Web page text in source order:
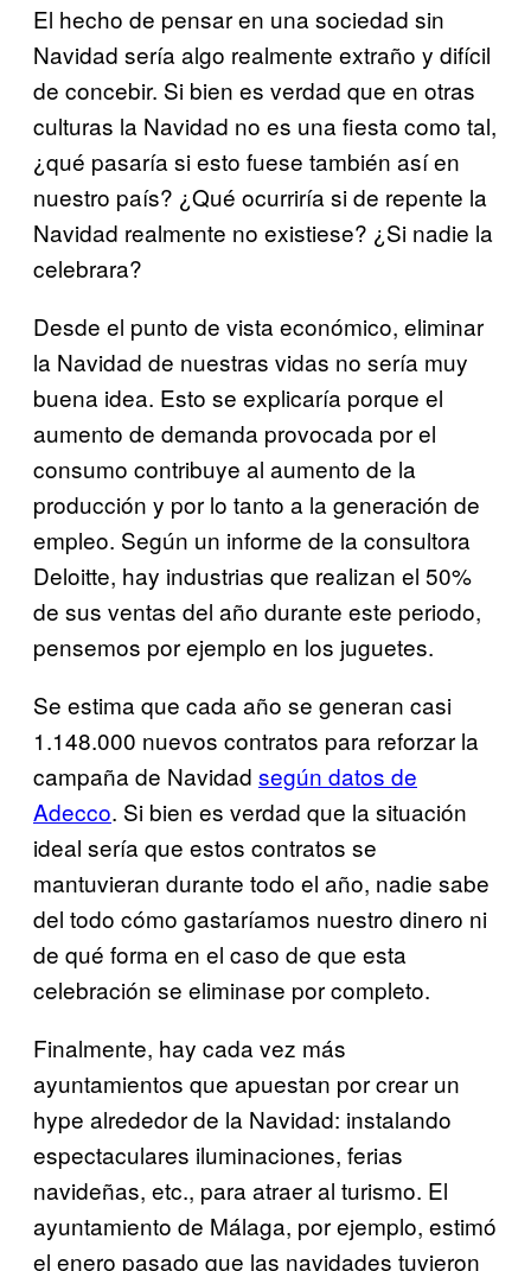
El hecho de pensar en una sociedad sin
Navidad sería algo realmente extraño y difícil
de concebir. Si bien es verdad que en otras
culturas la Navidad no es una fiesta como tal,
¿qué pasaría si esto fuese también así en
nuestro país? ¿Qué ocurriría si de repente la
Navidad realmente no existiese? ¿Si nadie la
celebrara?
Desde el punto de vista económico, eliminar
la Navidad de nuestras vidas no sería muy
buena idea. Esto se explicaría porque el
aumento de demanda provocada por el
consumo contribuye al aumento de la
producción y por lo tanto a la generación de
empleo. Según un informe de la consultora
Deloitte, hay industrias que realizan el 50%
de sus ventas del año durante este periodo,
pensemos por ejemplo en los juguetes.
Se estima que cada año se generan casi
1.148.000 nuevos contratos para reforzar la
campaña de Navidad según datos de
Adecco. Si bien es verdad que la situación
ideal sería que estos contratos se
mantuvieran durante todo el año, nadie sabe
del todo cómo gastaríamos nuestro dinero ni
de qué forma en el caso de que esta
celebración se eliminase por completo.
Finalmente, hay cada vez más
ayuntamientos que apuestan por crear un
hype alrededor de la Navidad: instalando
espectaculares iluminaciones, ferias
navideñas, etc., para atraer al turismo. El
ayuntamiento de Málaga, por ejemplo, estimó
el enero pasado que las navidades tuvieron